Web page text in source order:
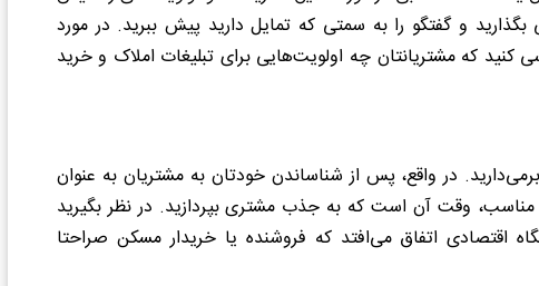
بگذارید و گفتگو را به سمتی که تمایل دارید پیش ببرید. در مورد
کنید که مشتریانتان چه اولویت‌هایی برای تبلیغات املاک و خرید
در واقع، پس از شناساندن خودتان به مشتریان به عنوان
مناسب، وقت آن است که به جذب مشتری بپردازید. در نظر بگیرید
اقتصادی اتفاق می‌افتد که فروشنده یا خریدار مسکن صراحتا